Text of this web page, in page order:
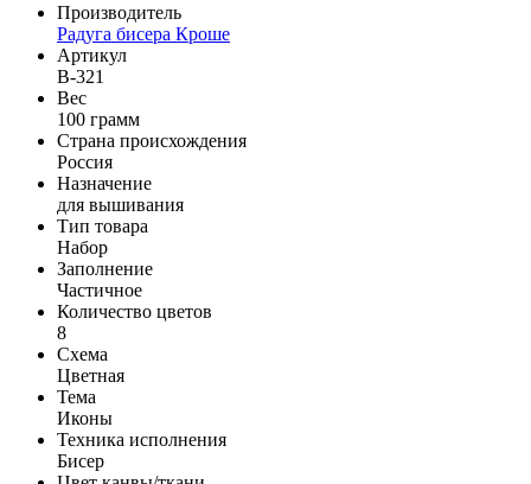
Производитель
Радуга бисера Кроше
Артикул
В-321
Вес
100 грамм
Страна происхождения
Россия
Назначение
для вышивания
Тип товара
Набор
Заполнение
Частичное
Количество цветов
8
Схема
Цветная
Тема
Иконы
Техника исполнения
Бисер